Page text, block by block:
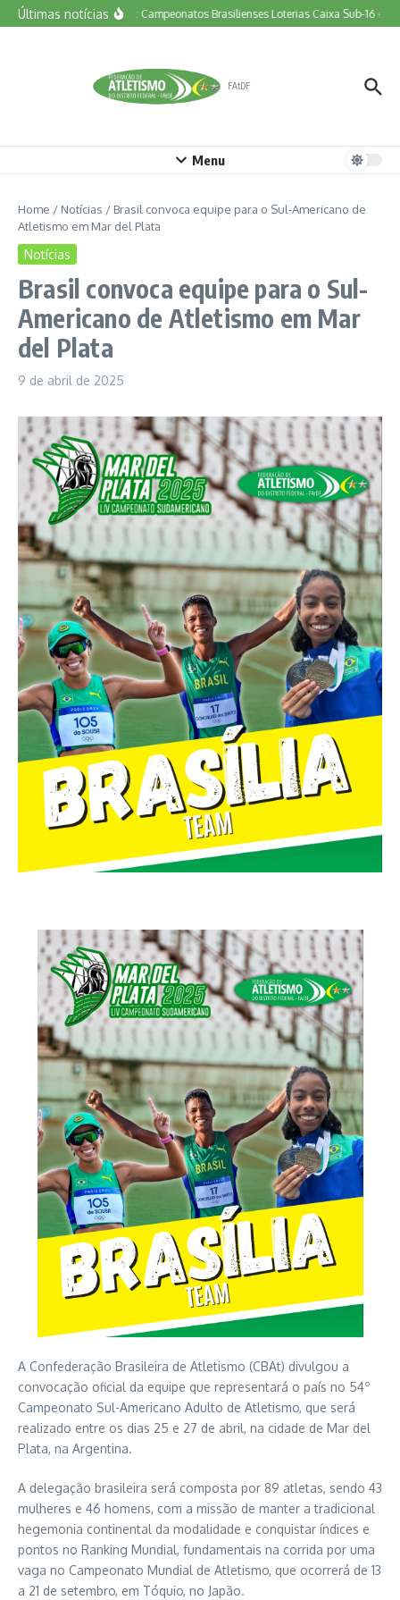
Ir para o conteúdo
Últimas notíciasVem aí: Campeonatos Brasilienses Loterias Caixa Sub-16 e
FAtDF
Menu
Home / Notícias / Brasil convoca equipe para o Sul-Americano de
Atletismo em Mar del Plata
Notícias
Brasil convoca equipe para o Sul-
Americano de Atletismo em Mar
del Plata
9 de abril de 2025
A Confederação Brasileira de Atletismo (CBAt) divulgou a
convocação oficial da equipe que representará o país no 54º
Campeonato Sul-Americano Adulto de Atletismo, que será
realizado entre os dias 25 e 27 de abril, na cidade de Mar del
Plata, na Argentina.
A delegação brasileira será composta por 89 atletas, sendo 43
mulheres e 46 homens, com a missão de manter a tradicional
hegemonia continental da modalidade e conquistar índices e
pontos no Ranking Mundial, fundamentais na corrida por uma
vaga no Campeonato Mundial de Atletismo, que ocorrerá de 13
a 21 de setembro, em Tóquio, no Japão.